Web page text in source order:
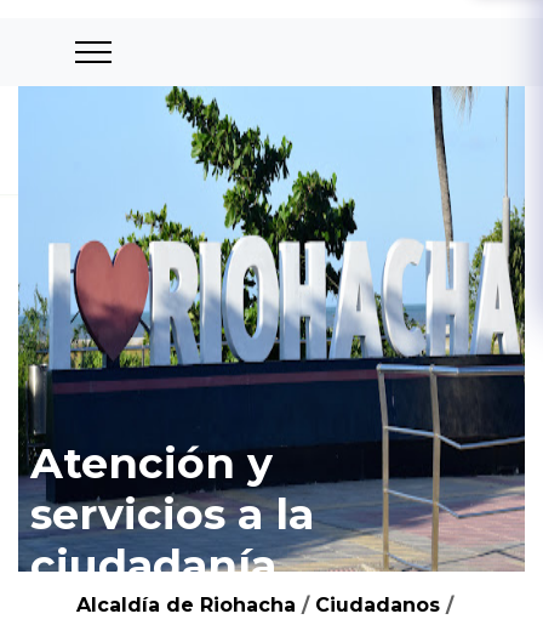
Atención y
servicios a la
ciudadanía
Alcaldía de Riohacha / Ciudadanos /